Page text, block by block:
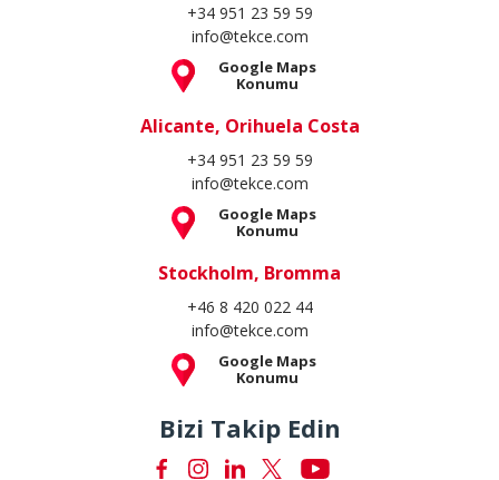
+34 951 23 59 59
info@tekce.com
Google Maps
Konumu
Alicante, Orihuela Costa
+34 951 23 59 59
info@tekce.com
Google Maps
Konumu
Stockholm, Bromma
+46 8 420 022 44
info@tekce.com
Google Maps
Konumu
Bizi Takip Edin